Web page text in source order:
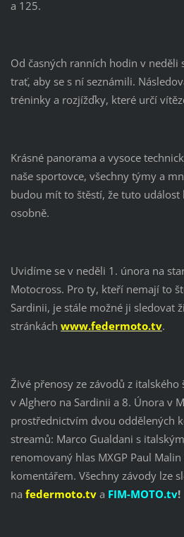
a 125.
Od časných ranních hodin v neděli
trať, aby se s ní seznámili.
tréninky a rozjížďky, které určí
Krásné panorama a vysoce
naše sportovce, všechny týmy a
budou mít to štěstí, že tuto
osobně.
Uvidíme se v neděli 1. února na
Motocross. Pro ty, kteří nemají to
Sardinii, je stále možné ji sledovat
stránkách www.federmoto.tv.
Živé přenosy ze závodů z
v Alghero na Sardinii a 8. Února v
prostřednictvím dvou oddělených
streamů: Marco Gualdani s
renomovaný hlas MXGP Paul
komentářem. Všechny závody lze
na federmoto.tv a FIM-MOTO.tv!